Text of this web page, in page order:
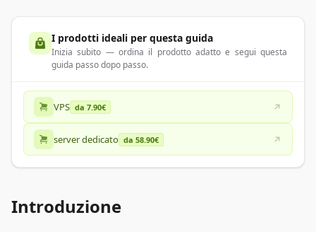
I prodotti ideali per questa guida
Inizia subito — ordina il prodotto adatto e segui questa
guida passo dopo passo.
VPS da 7.90€
server dedicato da 58.90€
Introduzione